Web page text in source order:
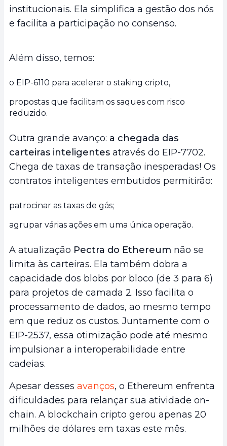
institucionais. Ela simplifica a gestão dos nós
e facilita a participação no consenso.
Além disso, temos:
o EIP-6110 para acelerar o staking cripto,
propostas que facilitam os saques com risco
reduzido.
Outra grande avanço: a chegada das
carteiras inteligentes através do EIP-7702.
Chega de taxas de transação inesperadas! Os
contratos inteligentes embutidos permitirão:
patrocinar as taxas de gás;
agrupar várias ações em uma única operação.
A atualização Pectra do Ethereum não se
limita às carteiras. Ela também dobra a
capacidade dos blobs por bloco (de 3 para 6)
para projetos de camada 2. Isso facilita o
processamento de dados, ao mesmo tempo
em que reduz os custos. Juntamente com o
EIP-2537, essa otimização pode até mesmo
impulsionar a interoperabilidade entre
cadeias.
Apesar desses avanços, o Ethereum enfrenta
dificuldades para relançar sua atividade on-
chain. A blockchain cripto gerou apenas 20
milhões de dólares em taxas este mês.